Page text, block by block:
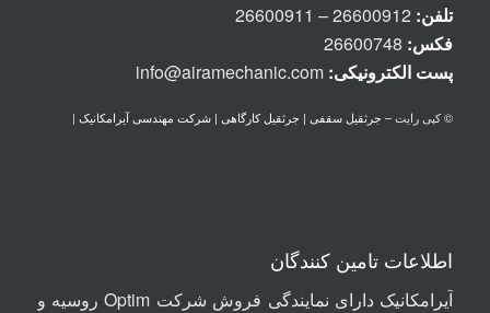
تلفن:
فکس:
پست الكترونيكی:
© کپی رایت – جرثقیل سقفی | جرثقیل کارگاهی | شرکت مهندسی آیرامکانیک|
اطلاعات تامین کنندگان
آیرامکانیک دارای نمایندگی فروش شرکت Optim روسیه
و